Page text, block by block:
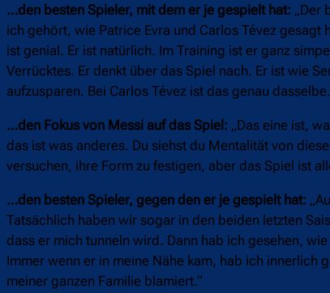
…den besten Spieler, mit dem er je gespielt hat: „Der
ich gehört, wie Patrice Evra und Carlos Tévez
ist genial. Er ist natürlich. Im Training ist er ganz
Verrücktes. Er denkt über das Spiel nach. Er ist wie
aufzusparen. Bei Carlos Tévez ist das genau
…den Fokus von Messi auf das Spiel: „Das eine ist,
das ist was anderes. Du siehst du Mentalität von
versuchen, ihre Form zu festigen, aber das Spiel ist
…den besten Spieler, gegen den er je gespielt hat:
Tatsächlich haben wir sogar in den beiden letzten
dass er mich tunneln wird. Dann hab ich gesehen,
Immer wenn er in meine Nähe kam, hab ich innerlich
meiner ganzen Familie blamiert.“